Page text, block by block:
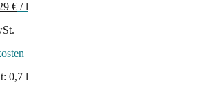
war:
€ /l
0,7 l